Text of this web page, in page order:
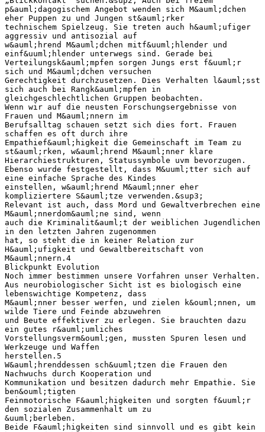
p&auml;dagogischem Angebot wenden sich M&auml;dchen
eher Puppen zu und Jungen st&auml;rker
technischem Spielzeug. Sie treten auch h&auml;ufiger
aggressiv und antisozial auf
w&auml;hrend M&auml;dchen mitf&uuml;hlender und
einf&uuml;hlender unterwegs sind. Gerade bei
Verteilungsk&auml;mpfen sorgen Jungs erst f&uuml;r
sich und M&auml;dchen versuchen
Gerechtigkeit durchzusetzen. Dies Verhalten l&auml;sst
sich auch bei Rangk&auml;mpfen in
gleichgeschlechtlichen Gruppen beobachten.
Wenn wir auf die neusten Forschungsergebnisse von
Frauen und M&auml;nnern im
Berufsalltag schauen setzt sich dies fort. Frauen
schaffen es oft durch ihre
Empathief&auml;higkeit die Gemeinschaft im Team zu
st&auml;rken, w&auml;hrend M&auml;nner klare
Hierarchiestrukturen, Statussymbole uvm bevorzugen.
Ebenso wurde festgestellt, dass M&uuml;tter sich auf
eine einfache Sprache des Kindes
einstellen, w&auml;hrend M&auml;nner eher
kompliziertere S&auml;tze verwenden.&sup3;
Relevant ist auch, dass Mord und Gewaltverbrechen eine
M&auml;nnerdom&auml;ne sind, wenn
auch die Kriminalit&auml;t der weiblichen Jugendlichen
in den letzten Jahren zugenommen
hat, so steht die in keiner Relation zur
H&auml;ufigkeit und Gewaltbereitschaft von
M&auml;nnern.4
Blickpunkt Evolution
Noch immer bestimmen unsere Vorfahren unser Verhalten.
Aus neurobiologischer Sicht ist es biologisch eine
lebenswichtige Kompetenz, dass
M&auml;nner besser werfen, und zielen k&ouml;nnen, um
wilde Tiere und Feinde abzuwehren
und Beute effektiver zu erlegen. Sie brauchten dazu
ein gutes r&auml;umliches
Vorstellungsverm&ouml;gen, mussten Spuren lesen und
Werkzeuge und Waffen
herstellen.5
W&auml;hrenddessen sch&uuml;tzen die Frauen den
Nachwuchs durch Kooperation und
Kommunikation und besitzen dadurch mehr Empathie. Sie
ben&ouml;tigten
Feinmotorische F&auml;higkeiten und sorgten f&uuml;r
den sozialen Zusammenhalt um zu
&uuml;berleben.
Beide F&auml;higkeiten sind sinnvoll und es gibt kein